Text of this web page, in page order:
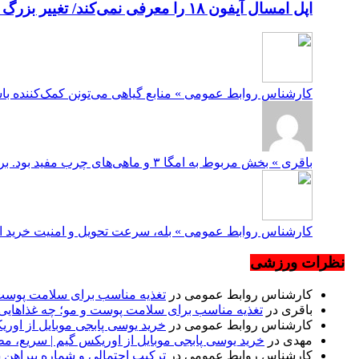
اپل امسال آیفون ۱۸ را معرفی نمی‌کند/ تغییر بزرگ در برنامه عرضه آیفون‌ها
کارشناس روابط عمومی » منابع گیاهی می‌تونن کمک‌کننده باشن، ولی نوع امگا ۳شون با ماهی متفاوته. در صورت
باقری » بخش مربوط به امگا ۳ و ماهی‌های چرب مفید بود. برای کسانی که ماهی دوست ندارن یا دسترسی ندارن، منابع گیاهی مثل بذ...
کارشناس روابط عمومی » بله، سرعت تحویل و امنیت خرید
نظرات ورزشی
کارشناس روابط عمومی در تغذیه مناسب برای سلامت
باقری در تغذیه مناسب برای سلامت پوست و مو؛ چه
کارشناس روابط عمومی در خرید یوسی پابجی موبایل از
مهدی در خرید یوسی پابجی موبایل از اوریکس گیم | سریع،
کارشناس روابط عمومی در ترکیب احتمالی و شماره پیراهن